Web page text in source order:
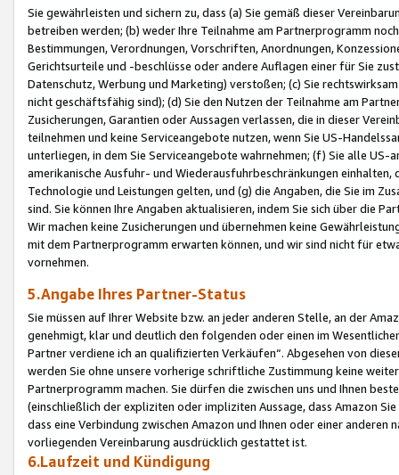
Sie gewährleisten und sichern zu, dass (a) Sie gemäß dieser
betreiben werden; (b) weder Ihre Teilnahme am Partnerprogramm
Bestimmungen, Verordnungen, Vorschriften, Anordnungen,
Gerichtsurteile und -beschlüsse oder andere Auflagen einer für Sie
Datenschutz, Werbung und Marketing) verstoßen; (c) Sie
nicht geschäftsfähig sind); (d) Sie den Nutzen der Teilnahme am
Zusicherungen, Garantien oder Aussagen verlassen, die in dieser
teilnehmen und keine Serviceangebote nutzen, wenn Sie US-
unterliegen, in dem Sie Serviceangebote wahrnehmen; (f) Sie alle
amerikanische Ausfuhr- und Wiederausfuhrbeschränkungen
Technologie und Leistungen gelten, und (g) die Angaben, die Sie im
sind. Sie können Ihre Angaben aktualisieren, indem Sie sich über die
Wir machen keine Zusicherungen und übernehmen keine
mit dem Partnerprogramm erwarten können, und wir sind nicht für
vornehmen.
5.Angabe Ihres Partner-Status
Sie müssen auf Ihrer Website bzw. an jeder anderen Stelle, an der
genehmigt, klar und deutlich den folgenden oder einen im
Partner verdiene ich an qualifizierten Verkäufen“. Abgesehen von
werden Sie ohne unsere vorherige schriftliche Zustimmung keine
Partnerprogramm machen. Sie dürfen die zwischen uns und Ihnen
(einschließlich der expliziten oder impliziten Aussage, dass Amazon
dass eine Verbindung zwischen Amazon und Ihnen oder einer
vorliegenden Vereinbarung ausdrücklich gestattet ist.
6.Laufzeit und Kündigung